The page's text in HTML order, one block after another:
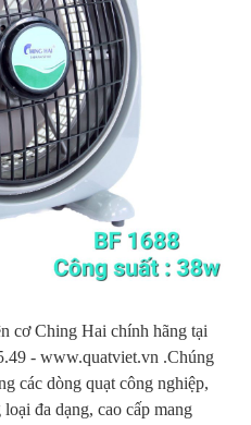
cơ Ching Hai chính hãng tại
- www.quatviet.vn .Chúng
các dòng quạt công nghiệp,
đa dạng, cao cấp mang